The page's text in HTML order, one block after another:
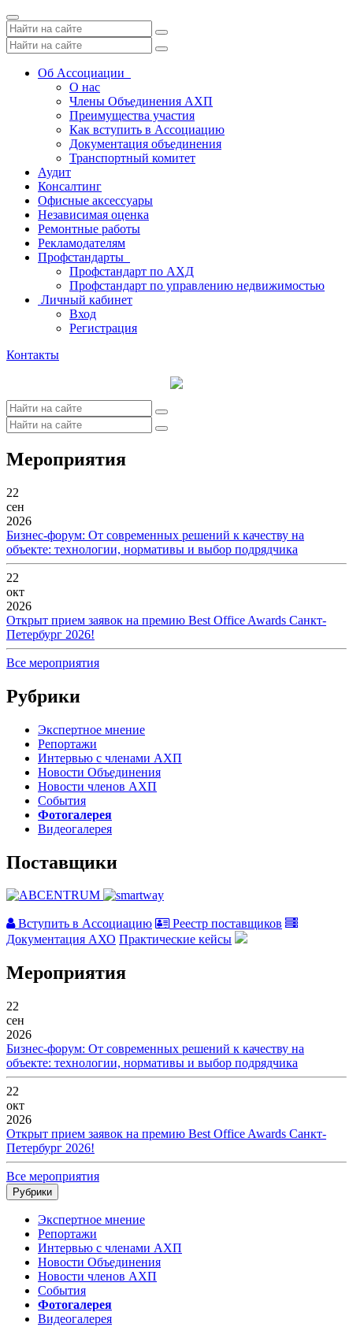
Toggle
navigation
Об Ассоциации
О нас
Члены Объединения АХП
Преимущества участия
Как вступить в Ассоциацию
Документация объединения
Транспортный комитет
Аудит
Консалтинг
Офисные аксессуары
Независимая оценка
Ремонтные работы
Рекламодателям
Профстандарты
Профстандарт по АХД
Профстандарт по управлению недвижимостью
Личный кабинет
Вход
Регистрация
Контакты
Мероприятия
22
сен
2026
Бизнес-форум: От современных решений к качеству на
объекте: технологии, нормативы и выбор подрядчика
22
окт
2026
Открыт прием заявок на премию Best Office Awards Санкт-
Петербург 2026!
Все мероприятия
Рубрики
Экспертное мнение
Репортажи
Интервью с членами АХП
Новости Объединения
Новости членов АХП
События
Фотогалерея
Видеогалерея
Поставщики
Вступить в Ассоциацию
Реестр поставщиков
Документация АХО Практические кейсы
Мероприятия
22
сен
2026
Бизнес-форум: От современных решений к качеству на
объекте: технологии, нормативы и выбор подрядчика
22
окт
2026
Открыт прием заявок на премию Best Office Awards Санкт-
Петербург 2026!
Все мероприятия
Рубрики
Экспертное мнение
Репортажи
Интервью с членами АХП
Новости Объединения
Новости членов АХП
События
Фотогалерея
Видеогалерея